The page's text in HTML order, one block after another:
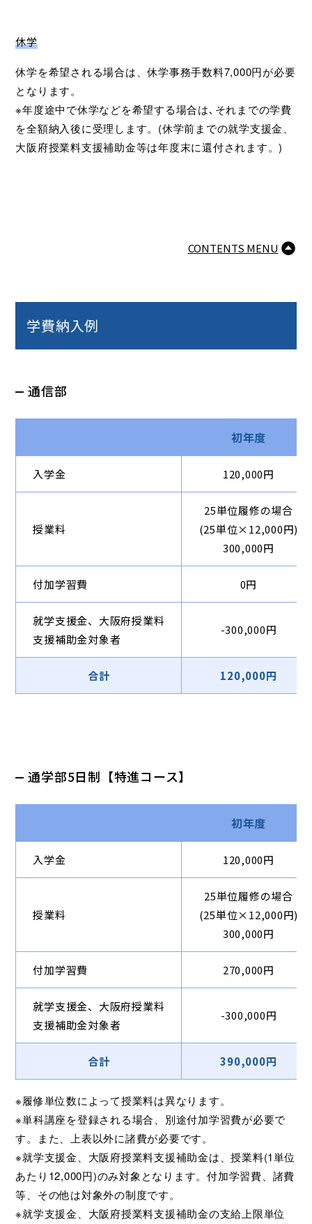
休学
休学を希望される場合は、休学事務手数料7,000円が必要
となります。
※年度途中で休学などを希望する場合は､それまでの学費
を全額納入後に受理します。(休学前までの就学支援金、
大阪府授業料支援補助金等は年度末に還付されます。)
CONTENTS MENU
学費納入例
通信部
初年度
入学金 120,000円
授業料
25単位履修の場合
(25単位×12,000円)
300,000円
付加学習費 0円
就学支援金、大阪府授業料
支援補助金対象者
-300,000円
合計 120,000円
通学部5日制【特進コース】
初年度
入学金 120,000円
授業料
25単位履修の場合
(25単位×12,000円)
300,000円
付加学習費 270,000円
就学支援金、大阪府授業料
支援補助金対象者
-300,000円
合計 390,000円
※履修単位数によって授業料は異なります。
※単科講座を登録される場合、別途付加学習費が必要で
す。また、上表以外に諸費が必要です。
※就学支援金、大阪府授業料支援補助金は、授業料(1単位
あたり12,000円)のみ対象となります。付加学習費、諸費
等、その他は対象外の制度です。
※就学支援金、大阪府授業料支援補助金の支給上限単位